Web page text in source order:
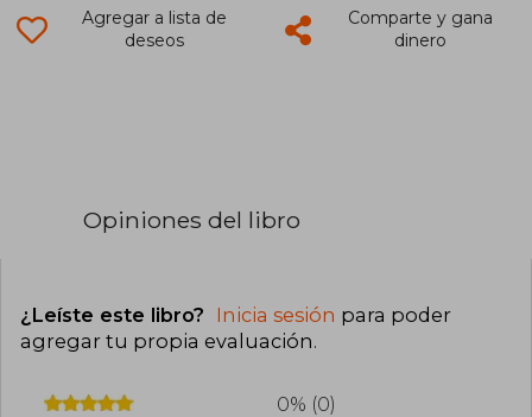
Agregar a lista de
deseos
Comparte y gana
dinero
Opiniones del libro
¿Leíste este libro? Inicia sesión para poder
agregar tu propia evaluación.
0% (0)